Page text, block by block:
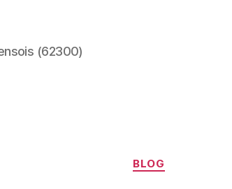
(62300)
Catégories
BLOG